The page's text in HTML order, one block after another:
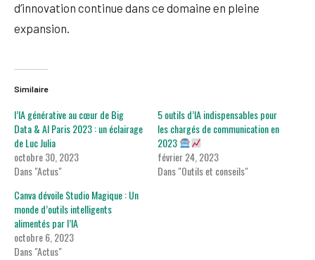
d’innovation continue dans ce domaine en pleine
expansion.
Similaire
l’IA générative au cœur de Big
Data & AI Paris 2023 : un éclairage
de Luc Julia
octobre 30, 2023
Dans "Actus"
5 outils d’IA indispensables pour
les chargés de communication en
2023
février 24, 2023
Dans "Outils et conseils"
Canva dévoile Studio Magique : Un
monde d’outils intelligents
alimentés par l’IA
octobre 6, 2023
Dans "Actus"